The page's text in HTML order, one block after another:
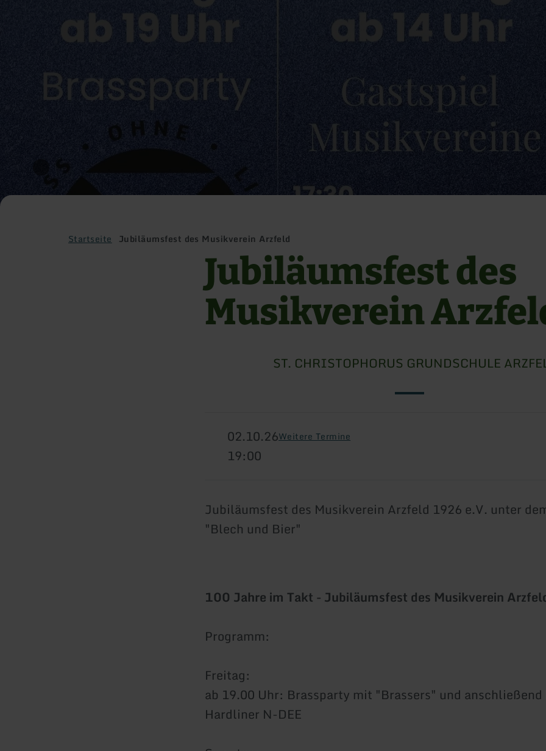
Startseite Jubiläumsfest des Musikverein Arzfeld
Jubiläumsfest des
Musikverein
ST. CHRISTOPHORUS GRUNDSCHULE
02.10.26Weitere Termine
19:00
Jubiläumsfest des Musikverein Arzfeld 1926 e.V. unter
"Blech und Bier"
100 Jahre im Takt - Jubiläumsfest des Musikverein
Programm:
Freitag:
ab 19.00 Uhr: Brassparty mit "Brassers" und anschließend
Hardliner N-DEE